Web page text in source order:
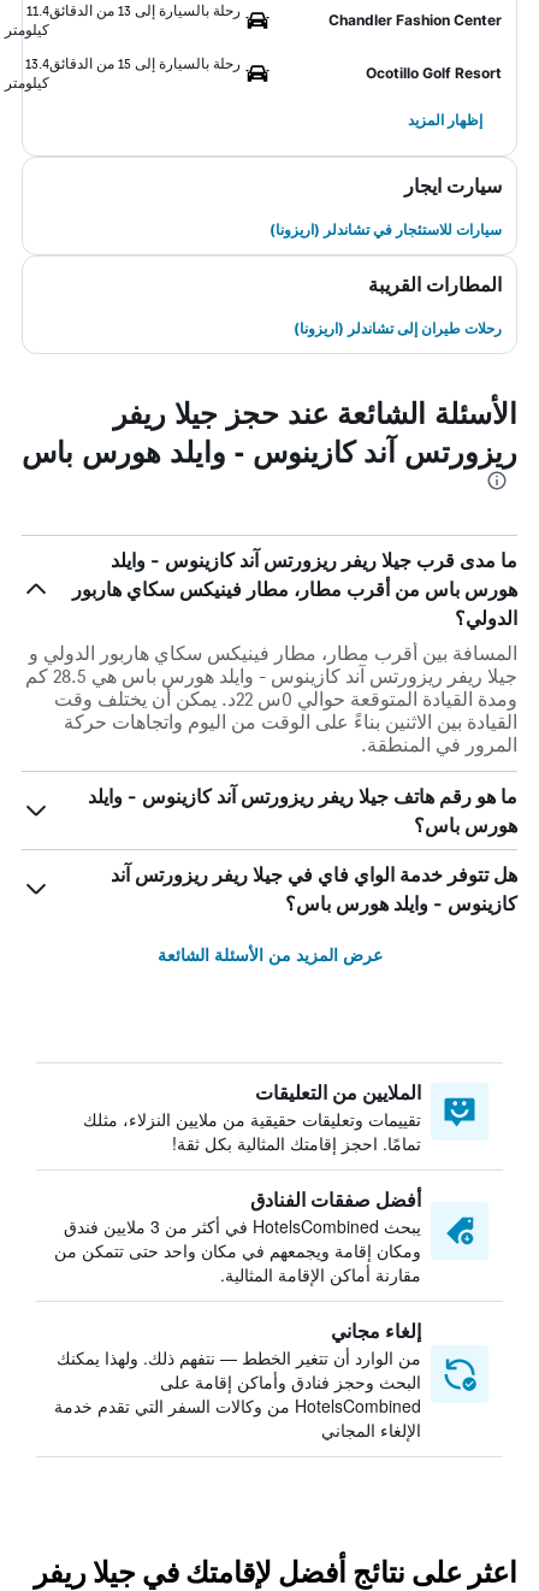
Chandler Fashion Center
رحلة بالسيارة إلى 13 من الدقائق
11.4
كيلومتر
Ocotillo Golf Resort
رحلة بالسيارة إلى 15 من الدقائق
13.4
كيلومتر
إظهار المزيد
سيارت ايجار
سيارات للاستئجار في تشاندلر (اريزونا)
المطارات القريبة
رحلات طيران إلى تشاندلر (اريزونا)
الأسئلة الشائعة عند حجز جيلا ريفر
ريزورتس آند كازينوس - وايلد هورس باس
ما مدى قرب جيلا ريفر ريزورتس آند كازينوس - وايلد
هورس باس من أقرب مطار، مطار فينيكس سكاي هاربور
الدولي؟
المسافة بين أقرب مطار، مطار فينيكس سكاي هاربور الدولي و
جيلا ريفر ريزورتس آند كازينوس - وايلد هورس باس هي 28.5 كم
ومدة القيادة المتوقعة حوالي 0س 22د. يمكن أن يختلف وقت
القيادة بين الاثنين بناءً على الوقت من اليوم واتجاهات حركة
المرور في المنطقة.
ما هو رقم هاتف جيلا ريفر ريزورتس آند كازينوس - وايلد
هورس باس؟
هل تتوفر خدمة الواي فاي في جيلا ريفر ريزورتس آند
كازينوس - وايلد هورس باس؟
عرض المزيد من الأسئلة الشائعة
الملايين من التعليقات
تقييمات وتعليقات حقيقية من ملايين النزلاء، مثلك
تمامًا. احجز إقامتك المثالية بكل ثقة!
أفضل صفقات الفنادق
يبحث HotelsCombined في أكثر من 3 ملايين فندق
ومكان إقامة ويجمعهم في مكان واحد حتى تتمكن من
مقارنة أماكن الإقامة المثالية.
إلغاء مجاني
من الوارد أن تتغير الخطط — نتفهم ذلك. ولهذا يمكنك
البحث وحجز فنادق وأماكن إقامة على
HotelsCombined من وكالات السفر التي تقدم خدمة
الإلغاء المجاني
اعثر على نتائج أفضل لإقامتك في جيلا ريفر